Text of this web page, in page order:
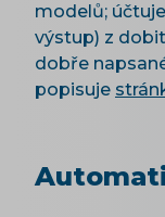
modelů;
výstup) z
dobře
popisuje